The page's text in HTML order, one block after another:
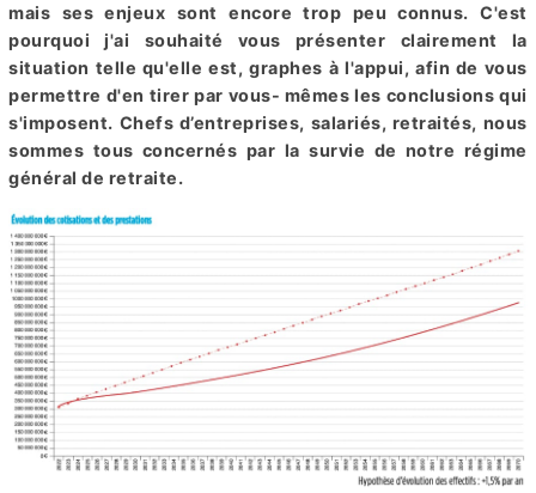
mais ses enjeux sont encore trop peu connus. C'est
pourquoi j'ai souhaité vous présenter clairement la
situation telle qu'elle est, graphes à l'appui, afin de vous
permettre d'en tirer par vous- mêmes les conclusions qui
s'imposent. Chefs d’entreprises, salariés, retraités, nous
sommes tous concernés par la survie de notre régime
général de retraite.